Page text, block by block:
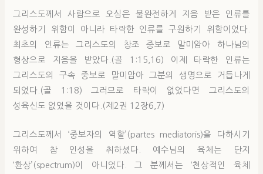
그리스도께서 사람으로 오심은 불완전하게 지음 받은 인류를
완성하기 위함이 아니라 타락한 인류를 구원하기 위함이었다.
최초의 인류는 그리스도의 창조 중보로 말미암아 하나님의
형상으로 지음을 받았다.(골 1:15,16) 이제 타락한 인류는
그리스도의 구속 중보로 말미암아 그분의 생명으로 거듭나게
되었다.(골 1:18) 그러므로 타락이 없었다면 그리스도의
성육신도 없었을 것이다.(제2권 12장6,7)
그리스도께서 ‘중보자의 역할’(partes mediatoris)을 다하시기
위하여 참 인성을 취하셨다. 예수님의 육체는 단지
‘환상’(spectrum)이 아니었다. 그 분께서는 ‘천상적인 육체